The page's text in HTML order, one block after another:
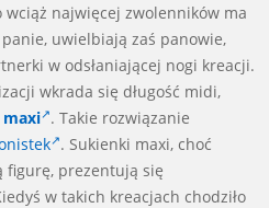
wciąż najwięcej zwolenników ma
uwielbiają zaś panowie,
w odsłaniającej nogi kreacji.
wkrada się długość midi,
. Takie rozwiązanie
. Sukienki maxi, choć
figurę, prezentują się
w takich kreacjach chodziło